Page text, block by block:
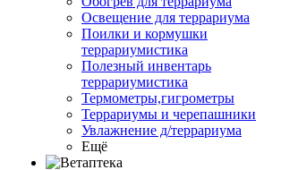
Освещение для террариума
Поилки и кормушки
террариумистика
Полезный инвентарь
террариумистика
Термометры,гигрометры
Террариумы и черепашники
Увлажнение д/террариума
Ещё